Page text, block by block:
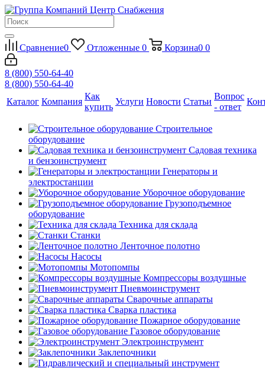
Сравнение0 Отложенные 0 Корзина0 0
8 (800) 550-64-40
8 (800) 550-64-40
Каталог Компания
Как
купить
Услуги Новости Статьи
Вопрос
- ответ
Строительное
оборудование
Садовая техника
и бензоинструмент
Генераторы и
электростанции
Уборочное оборудование
Грузоподъемное
оборудование
Техника для склада
Станки
Ленточное полотно
Насосы
Мотопомпы
Компрессоры воздушные
Пневмоинструмент
Сварочные аппараты
Сварка пластика
Пожарное оборудование
Газовое оборудование
Электроинструмент
Заклепочники